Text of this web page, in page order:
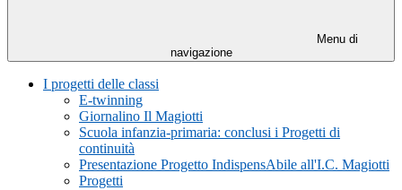
Menu di
navigazione
I progetti delle classi
E-twinning
Giornalino Il Magiotti
Scuola infanzia-primaria: conclusi i Progetti di
continuità
Presentazione Progetto IndispensAbile all'I.C. Magiotti
Progetti